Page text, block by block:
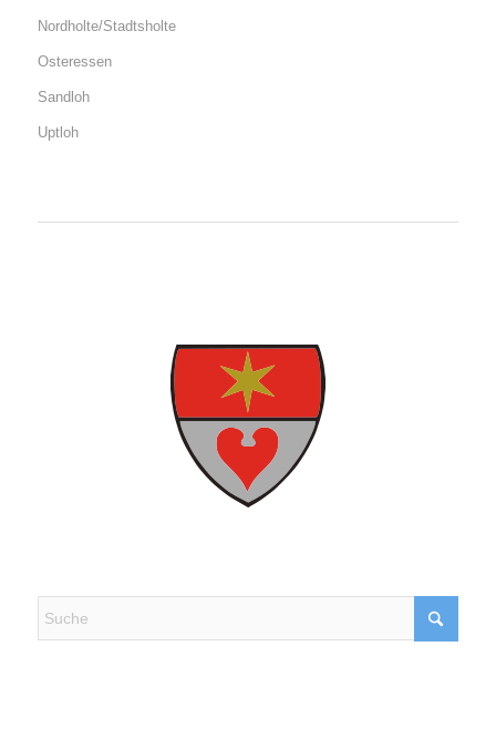
Nordholte/Stadtsholte
Osteressen
Sandloh
Uptloh